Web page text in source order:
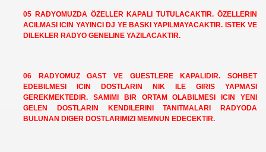
05 RADYOMUZDA ÖZELLER KAPALI TUTULACAKTIR. ÖZELLERIN
ACILMASI ICIN YAYINCI DJ YE BASKI YAPILMAYACAKTIR. ISTEK VE
DILEKLER RADYO GENELINE YAZILACAKTIR.
06 RADYOMUZ GAST VE GUESTLERE KAPALIDIR. SOHBET
EDEBILMESI ICIN DOSTLARIN NIK ILE GIRIS YAPMASI
GEREKMEKTEDIR. SAMIMI BIR ORTAM OLABILMESI ICIN YENI
GELEN DOSTLARIN KENDILERINI TANITMALARI RADYODA
BULUNAN DIGER DOSTLARIMIZI MEMNUN EDECEKTIR.